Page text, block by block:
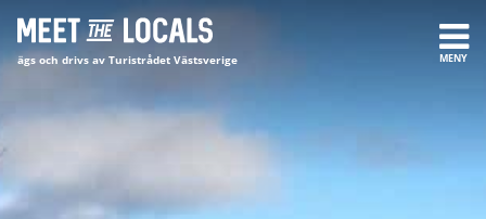
Gå
till
innehåll
ägs och drivs av Turistrådet Västsverige MENY